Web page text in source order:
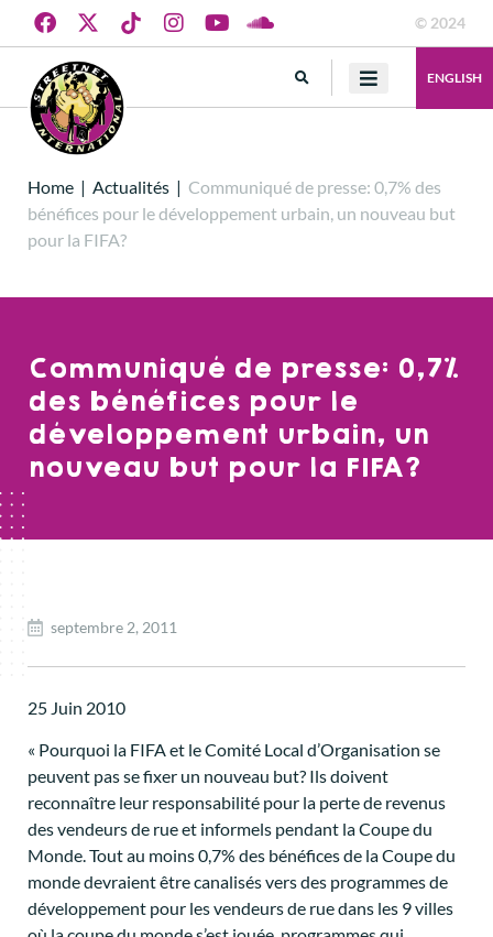
© 2024
ENGLISH
Home | Actualités | Communiqué de presse: 0,7% des
bénéfices pour le développement urbain, un nouveau but
pour la FIFA?
Communiqué de presse: 0,7%
des bénéfices pour le
développement urbain, un
nouveau but pour la FIFA?
septembre 2, 2011
25 Juin 2010
« Pourquoi la FIFA et le Comité Local d’Organisation se
peuvent pas se fixer un nouveau but? Ils doivent
reconnaître leur responsabilité pour la perte de revenus
des vendeurs de rue et informels pendant la Coupe du
Monde. Tout au moins 0,7% des bénéfices de la Coupe du
monde devraient être canalisés vers des programmes de
développement pour les vendeurs de rue dans les 9 villes